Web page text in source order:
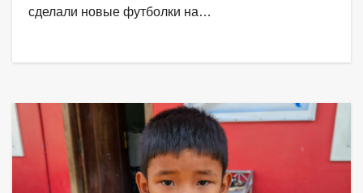
сделали новые футболки на…